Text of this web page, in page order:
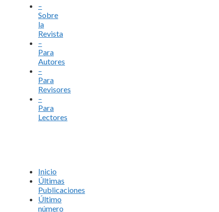
–
Sobre
la
Revista
–
Para
Autores
–
Para
Revisores
–
Para
Lectores
Inicio
Últimas
Publicaciones
Último
número